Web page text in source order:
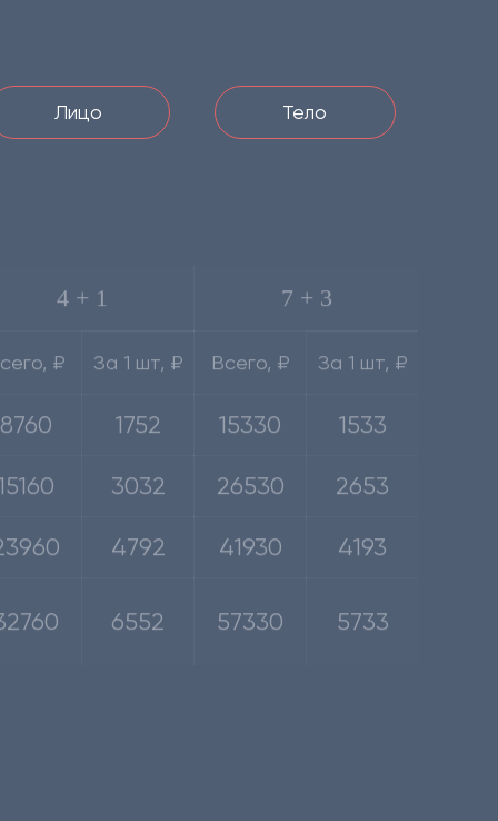
Лицо Тело
₽ За 1 шт, ₽ Всего, ₽ За 1 шт, ₽
8760 1752 15330 1533
15160 3032 26530 2653
4792 41930 4193
6552 57330 5733